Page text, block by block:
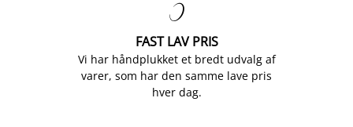

FAST LAV PRIS
Vi har håndplukket et bredt udvalg af
varer, som har den samme lave pris
hver dag.